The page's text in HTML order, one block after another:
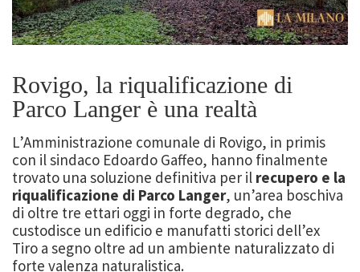
Rovigo, la riqualificazione di
Parco Langer è una realtà
L’Amministrazione comunale di Rovigo, in primis
con il sindaco Edoardo Gaffeo, hanno finalmente
trovato una soluzione definitiva per il recupero e la
riqualificazione di Parco Langer, un’area boschiva
di oltre tre ettari oggi in forte degrado, che
custodisce un edificio e manufatti storici dell’ex
Tiro a segno oltre ad un ambiente naturalizzato di
forte valenza naturalistica.